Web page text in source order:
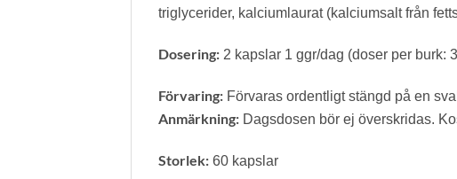
triglycerider, kalciumlaurat (kalciumsalt från
Dosering: 2 kapslar 1 ggr/dag (doser per burk:
Förvaring: Förvaras ordentligt stängd på en
Anmärkning: Dagsdosen bör ej överskridas.
Storlek: 60 kapslar